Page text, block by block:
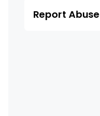
Report Abuse